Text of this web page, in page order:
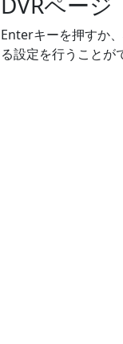
Enterキーを押すか
る設定を行うことが